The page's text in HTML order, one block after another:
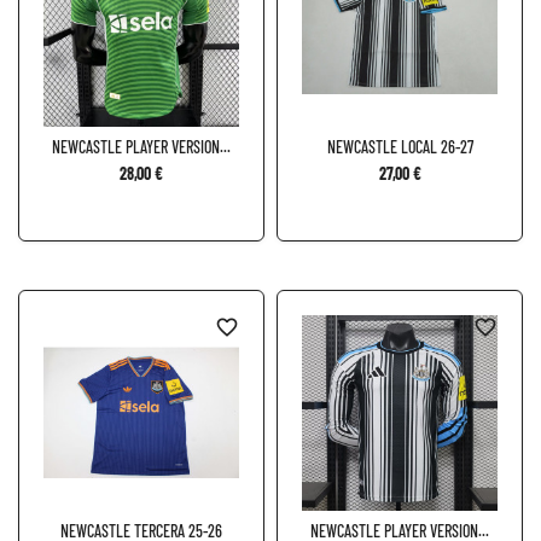
NEWCASTLE PLAYER VERSION...
28,00 €
NEWCASTLE LOCAL 26-27
27,00 €
NEWCASTLE TERCERA 25-26
favorite_border
NEWCASTLE PLAYER VERSION...
favorite_border